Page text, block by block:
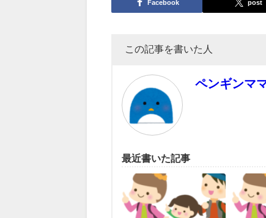
Facebook post
この記事を書いた人
ペンギンマ
最近書いた記事